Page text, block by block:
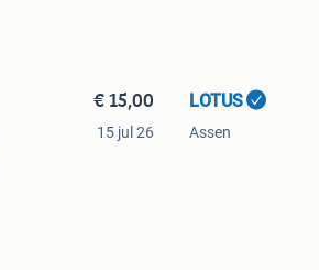
€ 15,00
15 jul 26
LOTUS
Assen